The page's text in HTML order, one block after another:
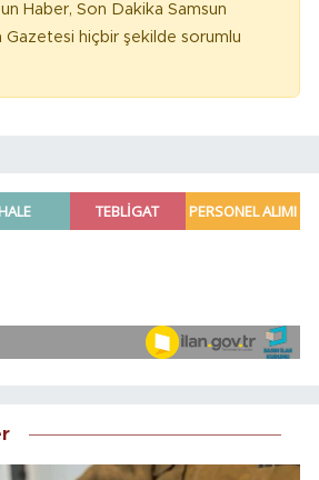
Haber, Son Dakika Samsun
Gazetesi hiçbir şekilde sorumlu